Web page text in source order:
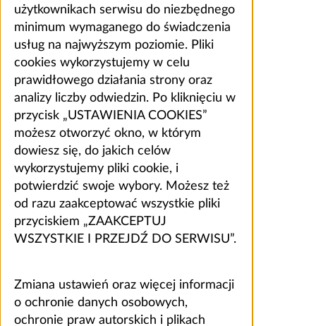
użytkownikach serwisu do niezbędnego
minimum wymaganego do świadczenia
usług na najwyższym poziomie. Pliki
cookies wykorzystujemy w celu
prawidłowego działania strony oraz
analizy liczby odwiedzin. Po kliknięciu w
przycisk „USTAWIENIA COOKIES”
możesz otworzyć okno, w którym
dowiesz się, do jakich celów
wykorzystujemy pliki cookie, i
potwierdzić swoje wybory. Możesz też
od razu zaakceptować wszystkie pliki
przyciskiem „ZAAKCEPTUJ
WSZYSTKIE I PRZEJDŹ DO SERWISU”.
Zmiana ustawień oraz więcej informacji
o ochronie danych osobowych,
ochronie praw autorskich i plikach